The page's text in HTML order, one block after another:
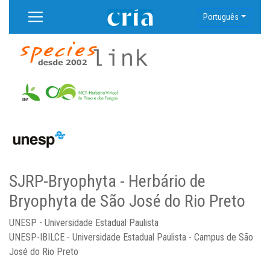
Português
SJRP-Bryophyta - Herbário de
Bryophyta de São José do Rio Preto
UNESP - Universidade Estadual Paulista
UNESP-IBILCE - Universidade Estadual Paulista - Campus de São
José do Rio Preto